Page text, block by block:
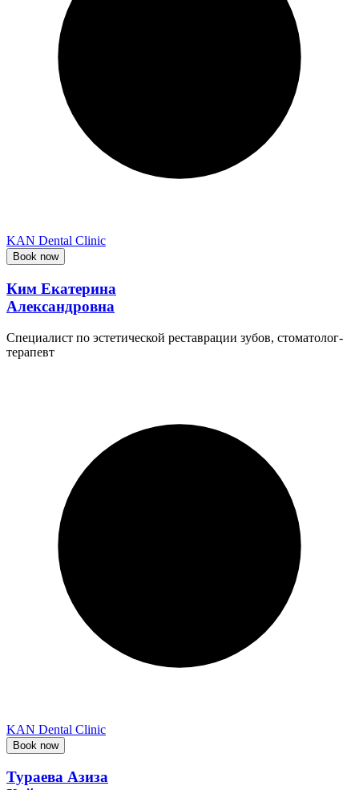
KAN Dental Clinic
Book now
Ким Екатерина
Александровна
Специалист по эстетической реставрации зубов, стоматолог-
терапевт
KAN Dental Clinic
Book now
Тураева Азиза